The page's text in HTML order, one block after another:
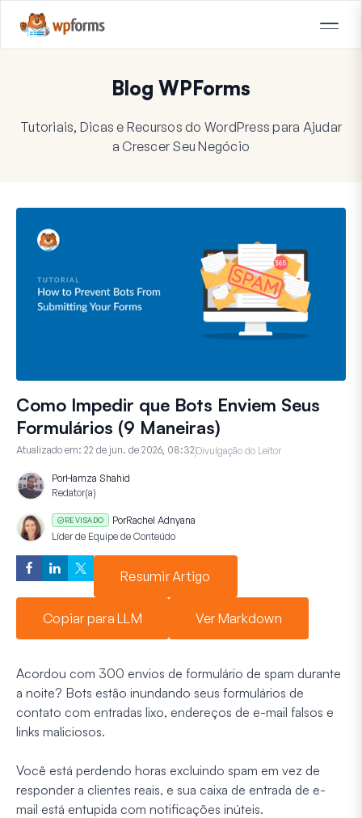
Blog WPForms
Tutoriais, Dicas e Recursos do WordPress para Ajudar
a Crescer Seu Negócio
Como Impedir que Bots Enviem Seus
Formulários (9 Maneiras)
Atualizado em: 22 de jun. de 2026, 08:32 Divulgação do Leitor
PorHamza Shahid
Redator(a)
REVISADO PorRachel Adnyana
Líder de Equipe de Conteúdo
Resumir Artigo
Copiar para LLM Ver Markdown
Acordou com 300 envios de formulário de spam durante
a noite? Bots estão inundando seus formulários de
contato com entradas lixo, endereços de e-mail falsos e
links maliciosos.
Você está perdendo horas excluindo spam em vez de
responder a clientes reais, e sua caixa de entrada de e-
mail está entupida com notificações inúteis.